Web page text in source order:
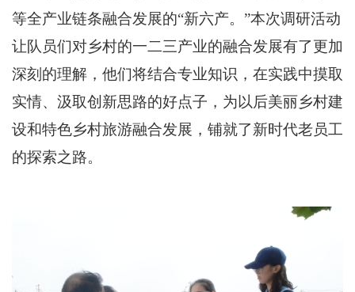
等全产业链条融合发展的“新六产。”本次调研活动
让队员们对乡村的一二三产业的融合发展有了更加
深刻的理解，他们将结合专业知识，在实践中摸取
实情、汲取创新思路的好点子，为以后美丽乡村建
设和特色乡村旅游融合发展，铺就了新时代老员工
的探索之路。